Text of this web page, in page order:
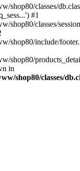
shop80/classes/
#1
shop80/classes/
shop80/include/
shop80/
in
shop80/classes/